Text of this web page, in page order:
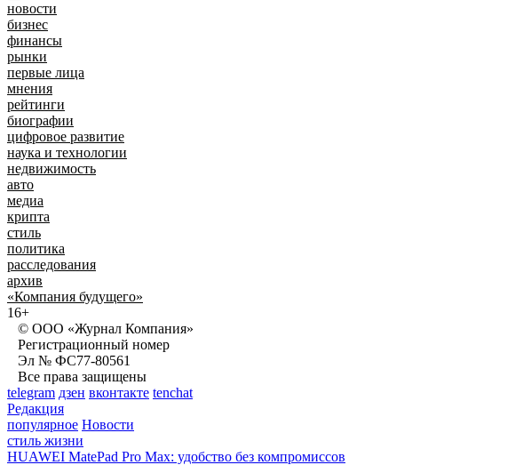
новости
бизнес
финансы
рынки
первые лица
мнения
рейтинги
биографии
цифровое развитие
наука и технологии
недвижимость
авто
медиа
крипта
стиль
политика
расследования
архив
«Компания будущего»
16+
© ООО «Журнал Компания»
Регистрационный номер
Эл № ФС77-80561
Все права защищены
telegram дзен вконтакте tenchat
Редакция
популярное Новости
стиль жизни
HUAWEI MatePad Pro Max: удобство без компромиссов